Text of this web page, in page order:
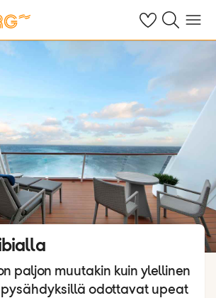
OmatHaku Valikko
paljon muutakin kuin ylellinen
odottavat upeat